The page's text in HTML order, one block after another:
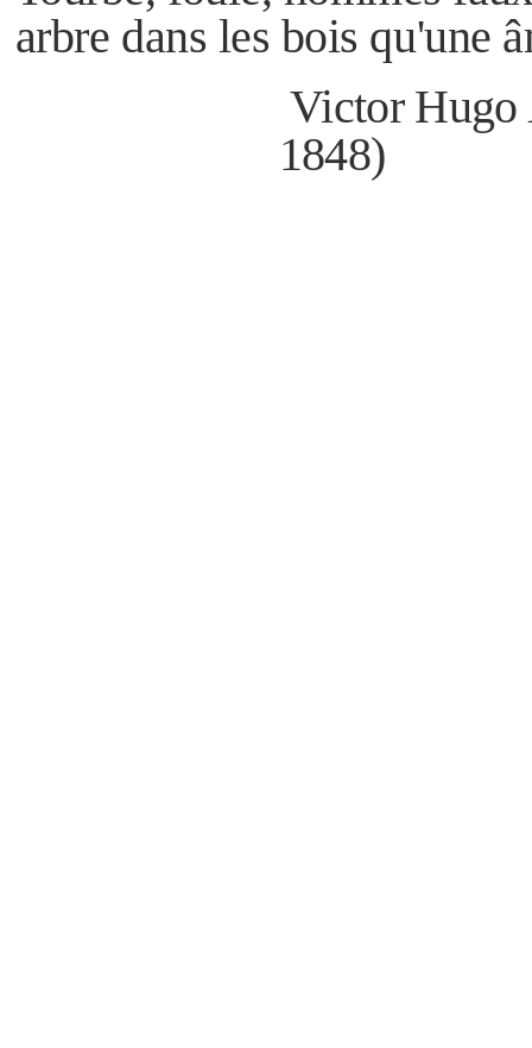
arbre dans les bois qu'une
Victor Hugo
1848)